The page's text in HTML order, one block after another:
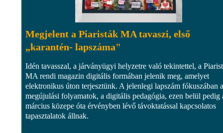
Megjelent a Piaristák MA tavaszi, első
„karantén- lapszáma"
Idén tavasszal, a járványügyi helyzetre való tekintettel, a
MA rendi magazin digitális formában jelenik meg, amelyet
elektronikus úton terjesztünk. A jelenlegi lapszám fókuszában a
megújulási folyamatok, a digitális pedagógia, ezen belül pedig
március közepe óta érvényben lévő távoktatással kapcsolatos
tapasztalatok állnak.